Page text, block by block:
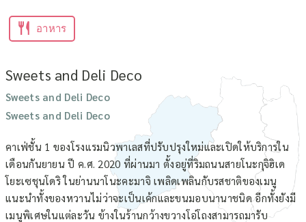
อาหาร
Sweets and Deli Deco
Sweets and Deli Deco
Sweets and Deli Deco
คาเฟ่ชั้น 1 ของโรงแรมนิวพาเลสที่ปรับปรุงใหม่และเปิดให้บริการใน
เดือนกันยายน ปี ค.ศ. 2020 ที่ผ่านมา ตั้งอยู่ที่ริมถนนสายโนะกุจิฮิเด
โยะเซชุนโดริ ในย่านนาโนะคะมาจิ เพลิดเพลินกับรสชาติของเมนู
แนะนำทั้งของหวานไม่ว่าจะเป็นเค้กและขนมอบนานาชนิด อีกทั้งยังมี
เมนูพิเศษในแต่ละวัน ข้างในร้านกว้างขวางโอ่โถงสามารถมารับ